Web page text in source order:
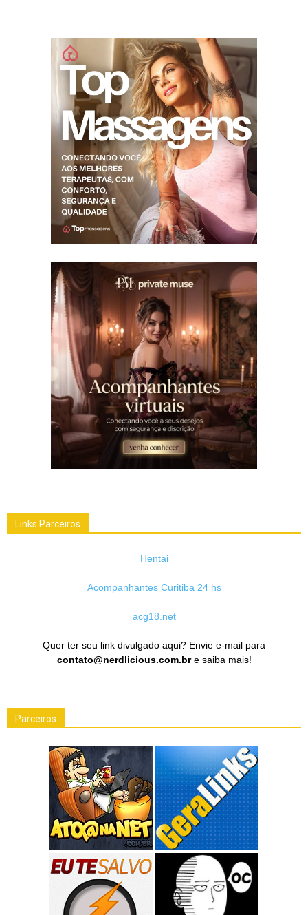
Links Parceiros
Hentai
Acompanhantes Curitiba 24 hs
acg18.net
Quer ter seu link divulgado aqui? Envie e-mail para
contato@nerdlicious.com.bre saiba mais!
Parceiros